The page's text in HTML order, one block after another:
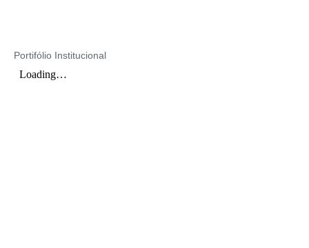
Portifólio Institucional